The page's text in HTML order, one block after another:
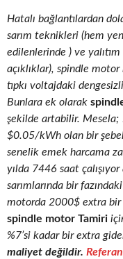
Hatalı bağlantılardan
sarım teknikleri (hem
edilenlerinde ) ve yalıtım
açıklıklar), spindle
tıpkı voltajdaki
Bunlara ek olarak
şekilde artabilir. Mesela;
$0.05/kWh olan bir
senelik emek harcama
yılda 7446 saat
sarımlarında bir
motorda 2000$ extra bir
spindle motor Tamiri
%7’si kadar bir extra
maliyet değildir.